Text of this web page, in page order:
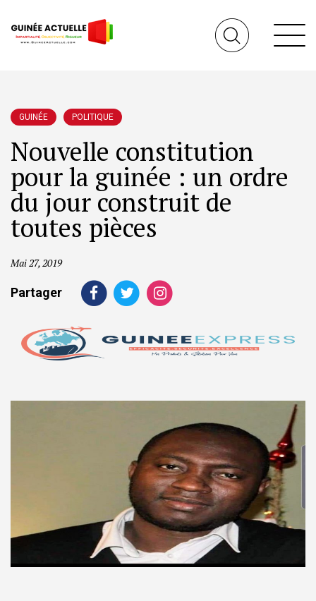
GUINÉE POLITIQUE
Nouvelle constitution
pour la guinée : un ordre
du jour construit de
toutes pièces
Mai 27, 2019
Partager